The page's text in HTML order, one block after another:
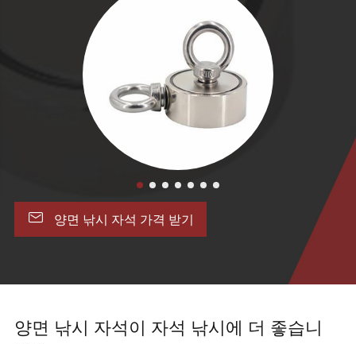
 양면 낚시 자석 가격 받기
양면 낚시 자석이 자석 낚시에 더 좋습니